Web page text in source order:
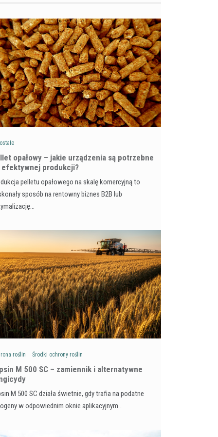
opałowy – jakie urządzenia są potrzebne
efektywnej produkcji?
pelletu opałowego na skalę komercyjną to
sposób na rentowny biznes B2B lub
roślin Środki ochrony roślin
M 500 SC – zamiennik i alternatywne
M 500 SC działa świetnie, gdy trafia na podatne
w odpowiednim oknie aplikacyjnym…